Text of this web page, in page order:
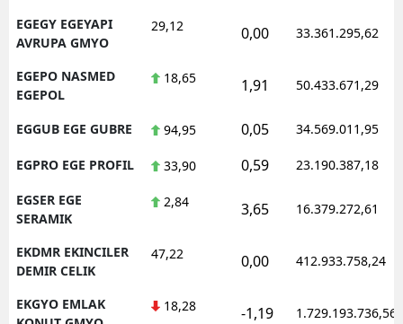
EGEGY EGEYAPI
AVRUPA GMYO
29,12 0,00 33.361.295,62
EGEPO NASMED
EGEPOL
18,65 1,91 50.433.671,29
EGGUB EGE GUBRE 94,95 0,05 34.569.011,95
EGPRO EGE PROFIL 33,90 0,59 23.190.387,18
EGSER EGE
SERAMIK
2,84 3,65 16.379.272,61
EKDMR EKINCILER
DEMIR CELIK
47,22 0,00 412.933.758,24
EKGYO EMLAK
18,28 -1,19 1.729.193.736,56